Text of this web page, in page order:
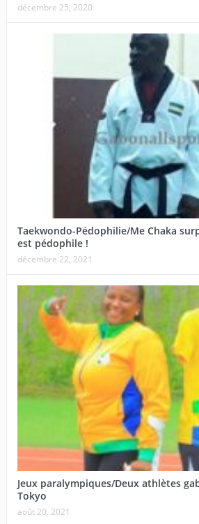
décembre 25, 2020
Taekwondo-Pédophilie/Me Chaka
est pédophile !
décembre 22, 2021
Jeux paralympiques/Deux athlètes
Tokyo
août 20, 2021